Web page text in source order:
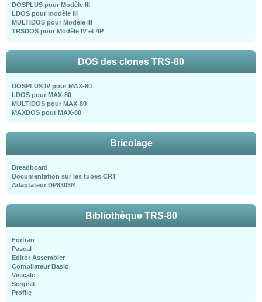
DOSPLUS pour Modèle III
LDOS pour modèle III
MULTIDOS pour Modèle III
TRSDOS pour Modèle IV et 4P
DOS des clones TRS-80
DOSPLUS IV pour MAX-80
LDOS pour MAX-80
MULTIDOS pour MAX-80
MAXDOS pour MAX-80
Bricolage
Breadboard
Documentation sur les tubes CRT
Adaptateur DP8303/4
Bibliothèque TRS-80
Fortran
Pascal
Editor Assembler
Compilateur Basic
Visicalc
Scripsit
Profile